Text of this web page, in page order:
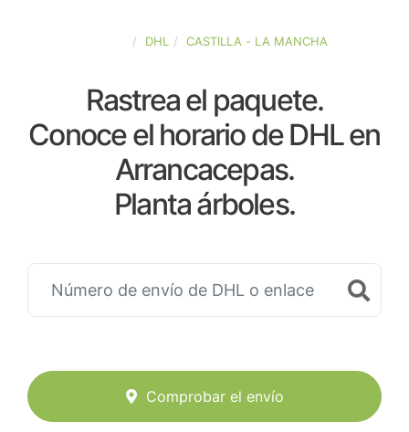
DHL CASTILLA - LA MANCHA
Rastrea el paquete.
Conoce el horario de DHL en
Arrancacepas.
Planta árboles.
Comprobar el envío